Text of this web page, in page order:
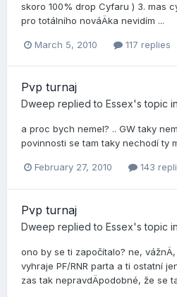
skoro 100% drop Cyfaru ) 3. mas
pro totální­ho nováÄka nevidí­m ...
March 5, 2010 117 replies
Pvp turnaj
Dweep replied to Essex's topic in
a proc bych nemel? .. GW taky
povinnosti se tam taky nechodí­ ty
February 27, 2010 143
Pvp turnaj
Dweep replied to Essex's topic in
ono by se ti započítalo? ne,
vyhraje PF/RNR parta a ti ostatní­
zas tak nepravdÄpodobné, že se